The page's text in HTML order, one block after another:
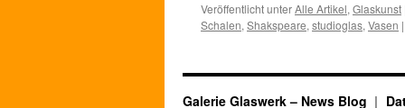
Veröffentlicht unterAlle Artikel, Glaskunst
Schalen, Shakspeare, studioglas, Vasen |
Galerie Glaswerk – News Blog